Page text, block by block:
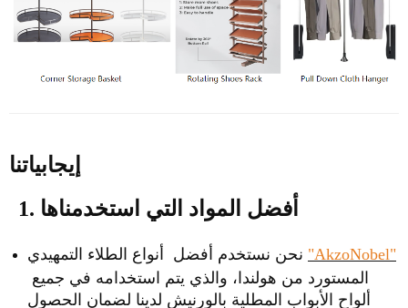
إيجابياتنا
1. أفضل المواد التي استخدمناها
"AkzoNobel"
ألواح الأبواب المطلية بالورنيش لدينا لضمان الحصول